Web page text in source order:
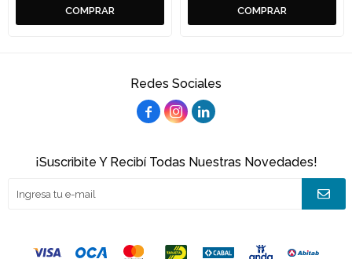
Redes Sociales
  
¡Suscribite Y Recibí Todas Nuestras Novedades!